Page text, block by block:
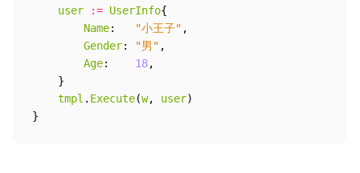
user
:= UserInfo{
Name: "小王子" ,
Gender: "男" ,
Age: 18,
}
tmpl . Execute(w, user)
}